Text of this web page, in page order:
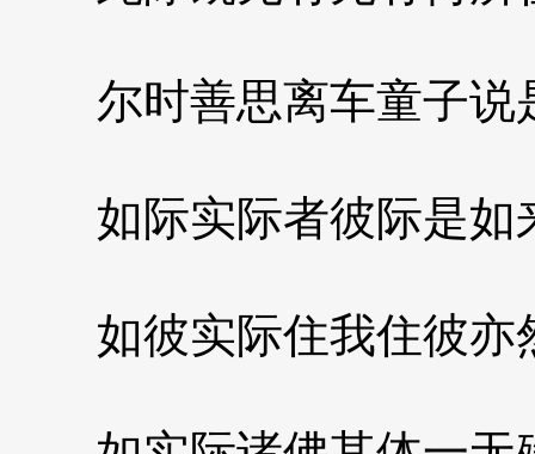
尔时善思离车童子说
如际实际者彼际是如
如彼实际住我住彼亦